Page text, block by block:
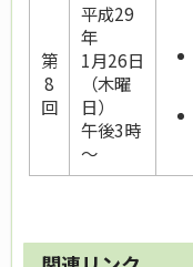
第
8
回
平成29
年
1月26日
（木曜
日）
午後3時
～